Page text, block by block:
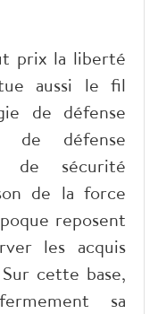
prix la liberté
aussi le fil
de défense
de défense
de sécurité
de la force
reposent
les acquis
cette base,
sa